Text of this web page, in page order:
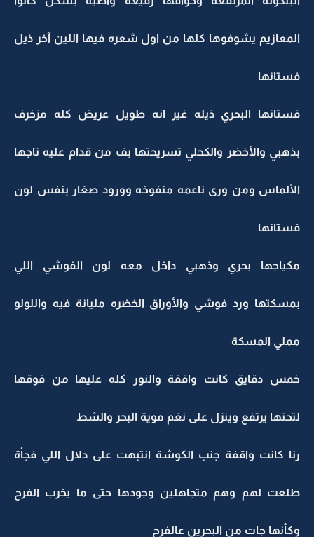
المعازيم يشوفوها كلها من اول شعره فيها اللين آخر ذيل
فستانها
فستانها البحري ذيله غير انه طويل عريض كله مزخرف
بذهبي والأخضر والكحلي تسريحتها بف من قدام عليه تاجها
الألماس ومن ورى ناعمه منفوخه وورود صغار بنفس لون
فستانها
مكياجها بحري وذهبي داخل معه لون الفوشي اللي
بمسكتها ورد فوشي والأوراق الخضره مليانة فيه واللولو
مملي المسكة
خمس دقايق كانت واقفة والنور كله عليها من فوقها
لتحتها يرتفع وينزل على نغم موية البحر والشط
رنا كانت واقفة جنب الكوشة انتبهت على دلال اللي فجأة
طلعت لهم وهم متجاهلين وجودها حتى ما يخرب الفرح
وكأنها جات من البحرين عالفرح